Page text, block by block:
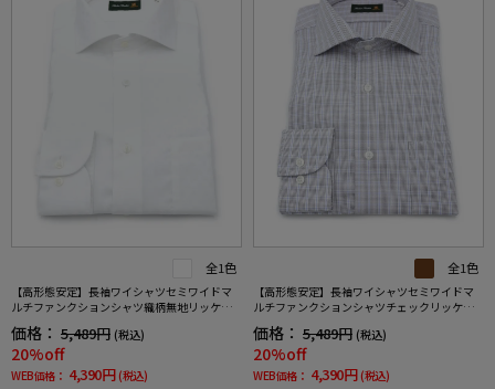
全1色
【高形態安定】長袖ワイシャツセミワイドマ
ルチファンクションシャツ織柄無地リッケン
価格： 5,489円 (税込)
20%off
WEB価格： 4,390円 (税込)
全1色
【高形態安定】長袖ワイシャツセミワイドマ
ルチファンクションシャツチェックリッケン
価格： 5,489円 (税込)
20%off
WEB価格： 4,390円 (税込)